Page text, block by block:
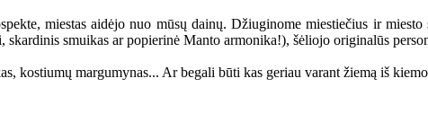
miestas aidėjo nuo mūsų dainų. Džiuginome miestiečius ir
smuikas ar popierinė Manto armonika!), šėliojo originalūs
kostiumų margumynas... Ar begali būti kas geriau varant žiemą iš